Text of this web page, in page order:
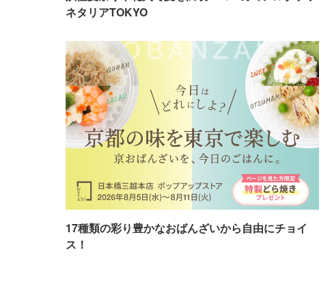
ネタリアTOKYO
17種類の彩り豊かなおばんざいから自由にチョイ
ス！